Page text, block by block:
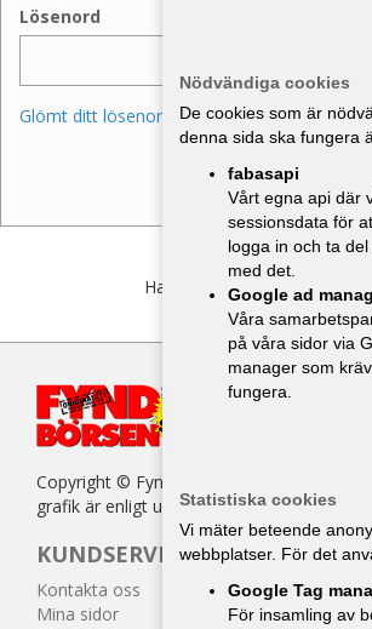
Lösenord
Glömt ditt lösenord?
Har du inget konto?Bli
Copyright © Fyndbörsen. All kopiering av
grafik är enligt upphovsrättslagen förbjuden.
KUNDSERVICE
Kontakta oss
Mina sidor
Nödvändiga cookies
De cookies som är
denna sida ska fungera
fabasapi
Vårt egna api där
sessionsdata för
logga in och ta
med det.
Google ad
Våra
på våra sidor via
manager som
fungera.
Statistiska cookies
Vi mäter beteende
webbplatser. För det
Google Tag
För insamling av